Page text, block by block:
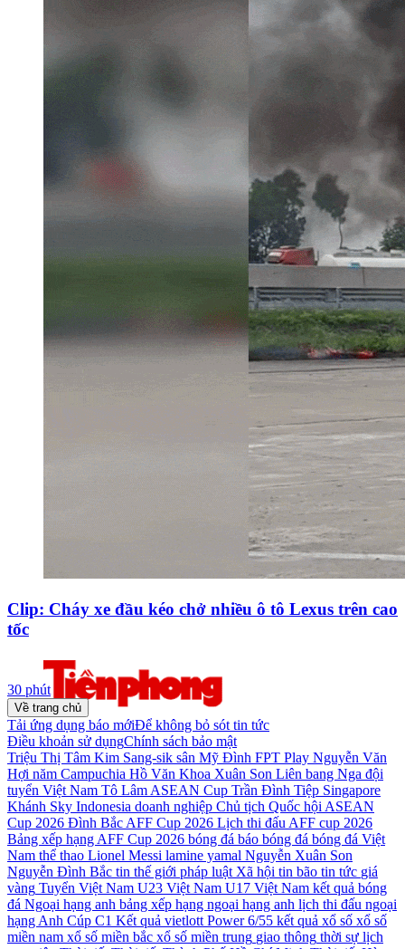
Clip: Cháy xe đầu kéo chở nhiều ô tô Lexus trên cao
tốc
30 phút
Về trang chủ
Tải ứng dụng báo mớiĐể không bỏ sót tin tức
Điều khoản sử dụngChính sách bảo mật
Triệu Thị Tâm Kim Sang-sik sân Mỹ Đình FPT Play Nguyễn Văn
Hợi năm Campuchia Hồ Văn Khoa Xuân Son Liên bang Nga đội
tuyển Việt Nam Tô Lâm ASEAN Cup Trần Đình Tiệp Singapore
Khánh Sky Indonesia doanh nghiệp Chủ tịch Quốc hội ASEAN
Cup 2026 Đình Bắc AFF Cup 2026 Lịch thi đấu AFF cup 2026
Bảng xếp hạng AFF Cup 2026 bóng đá báo bóng đá bóng đá Việt
Nam thể thao Lionel Messi lamine yamal Nguyễn Xuân Son
Nguyễn Đình Bắc tin thế giới pháp luật Xã hội tin bão tin tức giá
vàng Tuyển Việt Nam U23 Việt Nam U17 Việt Nam kết quả bóng
đá Ngoại hạng anh bảng xếp hạng ngoại hạng anh lịch thi đấu ngoại
hạng Anh Cúp C1 Kết quả vietlott Power 6/55 kết quả xổ số xổ số
miền nam xổ số miền bắc xổ số miền trung giao thông thời sự lịch